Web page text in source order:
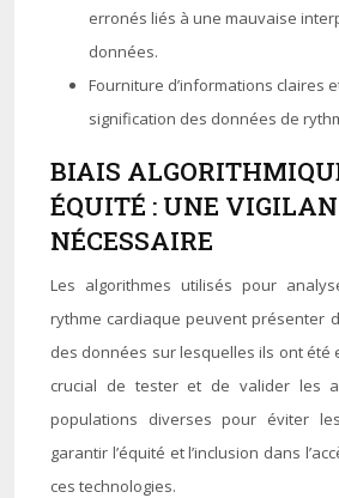
erronés liés à une mauvaise
données.
Fourniture d’informations claires
signification des données de
BIAIS
ÉQUITÉ : UNE
NÉCESSAIRE
Les algorithmes utilisés pour
rythme cardiaque peuvent présenter
des données sur lesquelles ils ont été
crucial de tester et de valider les
populations diverses pour éviter
garantir l’équité et l’inclusion dans
ces technologies.